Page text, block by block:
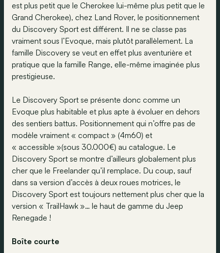
est plus petit que le Cherokee lui-même plus petit que le
Grand Cherokee), chez Land Rover, le positionnement
du Discovery Sport est différent. Il ne se classe pas
vraiment sous l’Evoque, mais plutôt parallèlement. La
famille Discovery se veut en effet plus aventurière et
pratique que la famille Range, elle-même imaginée plus
prestigieuse.
Le Discovery Sport se présente donc comme un
Evoque plus habitable et plus apte à évoluer en dehors
des sentiers battus. Positionnement qui n’offre pas de
modèle vraiment « compact » (4m60) et
« accessible »(sous 30.000€) au catalogue. Le
Discovery Sport se montre d’ailleurs globalement plus
cher que le Freelander qu’il remplace. Du coup, sauf
dans sa version d’accès à deux roues motrices, le
Discovery Sport est toujours nettement plus cher que la
version « TrailHawk »… le haut de gamme du Jeep
Renegade !
Boîte courte